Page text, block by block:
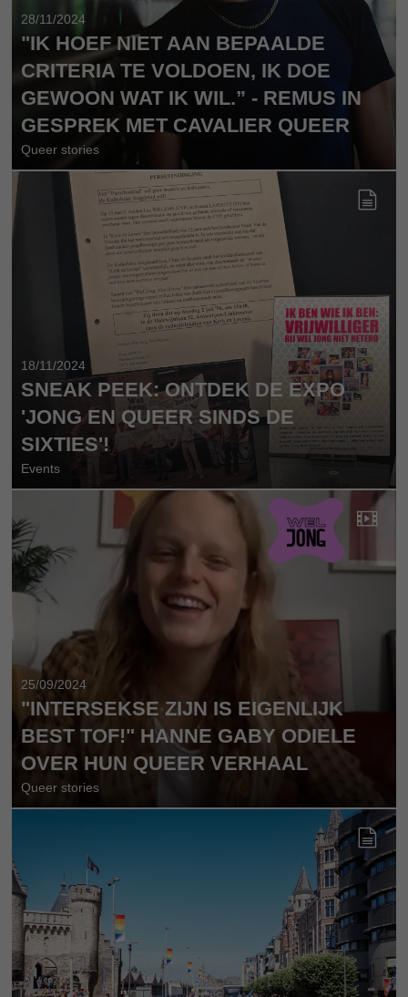
28/11/2024
"IK HOEF NIET AAN BEPAALDE
CRITERIA TE VOLDOEN, IK DOE
GEWOON WAT IK WIL.” - REMUS IN
GESPREK MET CAVALIER QUEER
Queer stories
18/11/2024
SNEAK PEEK: ONTDEK DE EXPO
'JONG EN QUEER SINDS DE
SIXTIES'!
Events
25/09/2024
"INTERSEKSE ZIJN IS EIGENLIJK
BEST TOF!" HANNE GABY ODIELE
OVER HUN QUEER VERHAAL
Queer stories